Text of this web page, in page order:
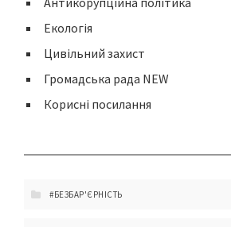
Екологія
Цивільний захист
Громадська рада NEW
Корисні посилання
#БЕЗБАР'ЄРНІСТЬ